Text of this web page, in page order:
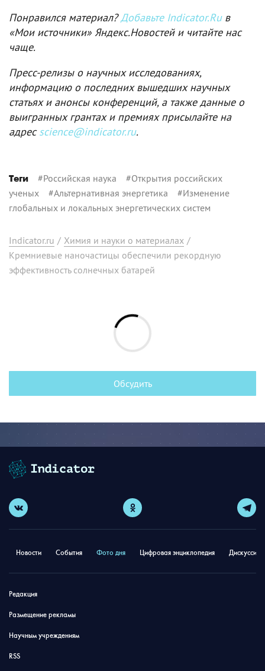
Понравился материал?Добавьте Indicator.Ruв
«Мои источники» Яндекс.Новостей и читайте нас
чаще.
Пресс-релизы о научных исследованиях,
информацию о последних вышедших научных
статьях и анонсы конференций, а также данные о
выигранных грантах и премиях присылайте на
адресscience@indicator.ru.
Теги #Российская наука #Открытия российских
ученых #Альтернативная энергетика #Изменение
глобальных и локальных энергетических систем
Indicator.ru / Химия и науки о материалах /
Кремниевые наночастицы обеспечили рекордную
эффективность солнечных батарей
Обсудить
Новости События Фото дня Цифровая энциклопедия
Редакция
Размещение рекламы
Научным учреждениям
RSS